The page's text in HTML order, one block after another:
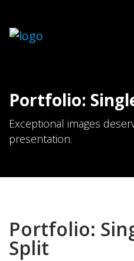
Portfolio:
Exceptional images
presentation.
Portfolio:
Split